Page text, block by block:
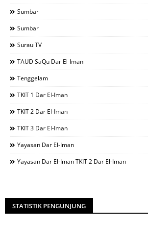
Sumbar
Sumbar
Surau TV
TAUD SaQu Dar El-Iman
Tenggelam
TKIT 1 Dar El-Iman
TKIT 2 Dar El-Iman
TKIT 3 Dar El-Iman
Yayasan Dar El-Iman
Yayasan Dar El-Iman TKIT 2 Dar El-Iman
STATISTIK PENGUNJUNG